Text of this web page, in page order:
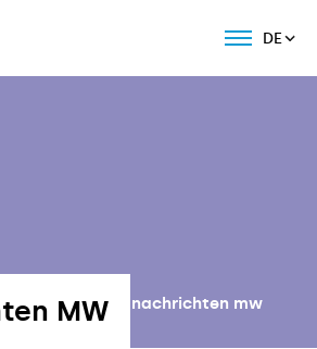
DE
Volver a nachrichten mw
MW